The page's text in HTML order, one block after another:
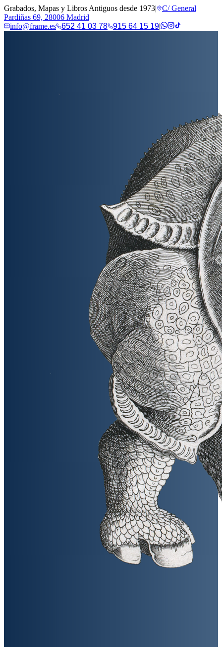
Grabados, Mapas y Libros Antiguos desde 1973|
C/ General
Pardiñas 69, 28006 Madrid
info@frame.es
652 41 03 78 915 64 15 19|